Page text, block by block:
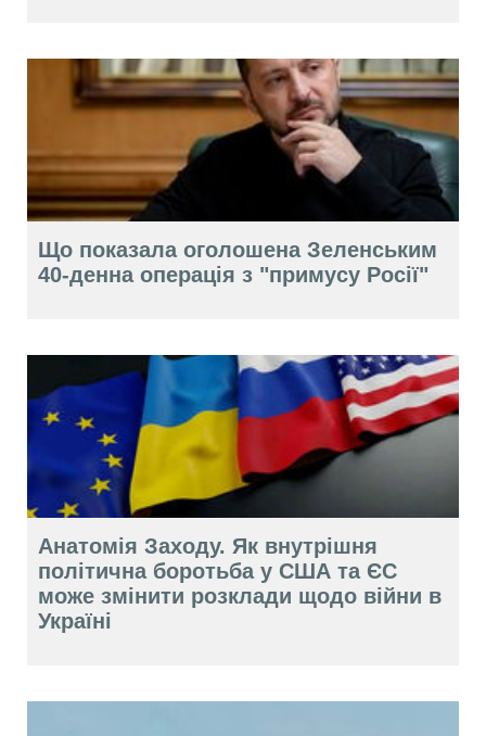
Що показала оголошена Зеленським
40-денна операція з "примусу Росії"
Анатомія Заходу. Як внутрішня
політична боротьба у США та ЄС
може змінити розклади щодо війни в
Україні